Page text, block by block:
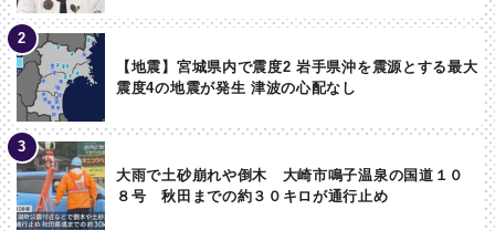
【地震】宮城県内で震度2 岩手県沖を震源とする最大
震度4の地震が発生 津波の心配なし
大雨で土砂崩れや倒木 大崎市鳴子温泉の国道１０
８号 秋田までの約３０キロが通行止め